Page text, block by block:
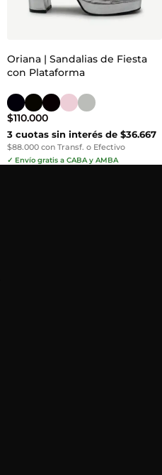
Oriana | Sandalias de Fiesta
con Plataforma
$110.000
3 cuotas sin interés de $36.667
$88.000 con Transf. o Efectivo
✓ Envío gratis a CABA y AMBA